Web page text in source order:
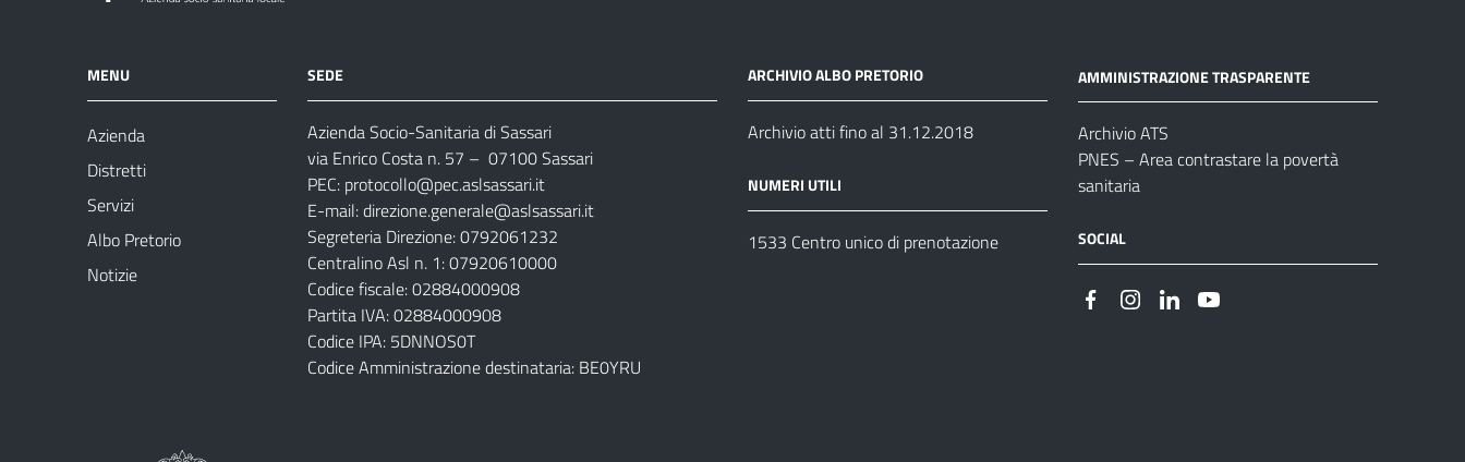
MENU
Azienda
Distretti
Servizi
Albo Pretorio
Notizie
SEDE
Azienda Socio-Sanitaria di Sassari
via Enrico Costa n. 57 – 07100 Sassari
PEC: protocollo@pec.aslsassari.it
E-mail:direzione.generale@aslsassari.it
Segreteria Direzione: 0792061232
Centralino Asl n. 1: 07920610000
Codice fiscale: 02884000908
Partita IVA: 02884000908
Codice IPA: 5DNNOS0T
Codice Amministrazione destinataria: BE0YRU
ARCHIVIO ALBO PRETORIO
Archivio atti fino al 31.12.2018
NUMERI UTILI
1533 Centro unico di prenotazione
AMMINISTRAZIONE TRASPARENTE
Archivio ATS
PNES – Area contrastare la povertà
sanitaria
SOCIAL